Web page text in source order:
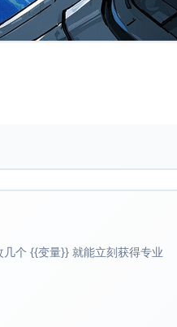
个 {{变量}} 就能立刻获得专业